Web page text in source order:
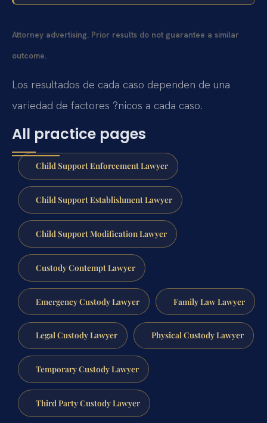
Attorney advertising. Prior results do not guarantee a similar
outcome.
Los resultados de cada caso dependen de una
variedad de factores ?nicos a cada caso.
All practice pages
Child Support Enforcement Lawyer
Child Support Establishment Lawyer
Child Support Modification Lawyer
Custody Contempt Lawyer
Emergency Custody Lawyer Family Law Lawyer
Legal Custody Lawyer Physical Custody Lawyer
Temporary Custody Lawyer
Third Party Custody Lawyer